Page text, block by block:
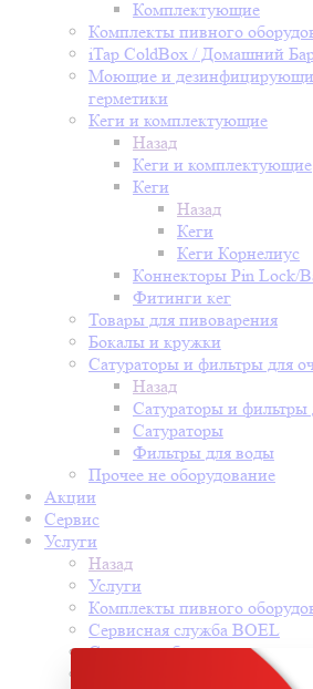
Комплектующие
Комплекты пивного
iTap ColdBox / Домашний
Моющие и дезинфицирующие
герметики
Кеги и комплектующие
Назад
Кеги и комплектующие
Кеги
Назад
Кеги
Кеги Корнелиус
Коннекторы Pin Lock/
Фитинги кег
Товары для пивоварения
Бокалы и кружки
Сатураторы и фильтры для
Назад
Сатураторы и фильтры
Сатураторы
Фильтры для воды
Прочее не оборудование
Акции
Сервис
Услуги
Назад
Услуги
Комплекты пивного
Сервисная служба BOEL
Сервис и обслуживание
Монтаж пивного